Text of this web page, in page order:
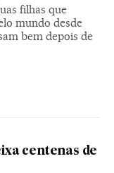
filhas que
mundo desde
bem depois de
centenas de